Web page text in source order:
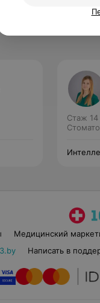
Стаж 14
Медицинский
Написать в